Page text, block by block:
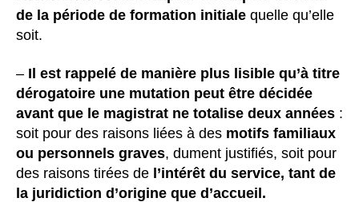
de la période de formation initiale quelle qu’elle
soit.
– Il est rappelé de manière plus lisible qu’à titre
dérogatoire une mutation peut être décidée
avant que le magistrat ne totalise deux années :
soit pour des raisons liées à des motifs familiaux
ou personnels graves, dument justifiés, soit pour
des raisons tirées de l’intérêt du service, tant de
la juridiction d’origine que d’accueil.